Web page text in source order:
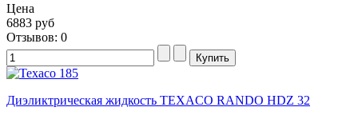
Цена
6883 руб
Отзывов: 0
Диэликтрическая жидкость TEXACO RANDO HDZ 32